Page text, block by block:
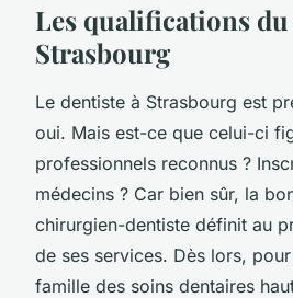
Les qualifications
Strasbourg
Le dentiste à Strasbourg est
oui. Mais est-ce que celui-ci
professionnels reconnus ?
médecins ? Car bien sûr, la
chirurgien-dentiste définit au
de ses services. Dès lors,
famille des soins dentaires